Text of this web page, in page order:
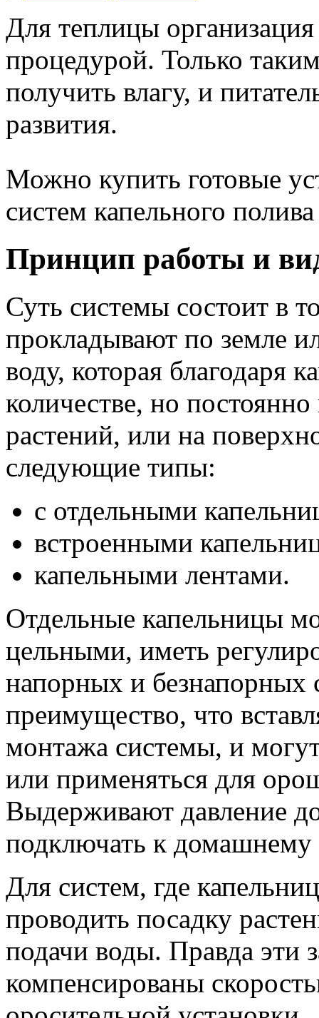
Для теплицы организация
процедурой. Только
получить влагу, и
развития.
Можно купить готовые
систем капельного
Принцип работы и
Суть системы состоит в
прокладывают по земле
воду, которая благодаря
количестве, но
растений, или на
следующие типы:
с отдельными
встроенными
капельными лентами.
Отдельные капельницы
цельными, иметь
напорных и
преимущество, что
монтажа системы, и
или применяться для
Выдерживают давление
подключать к домашнему
Для систем, где
проводить посадку
подачи воды. Правда эти
компенсированы